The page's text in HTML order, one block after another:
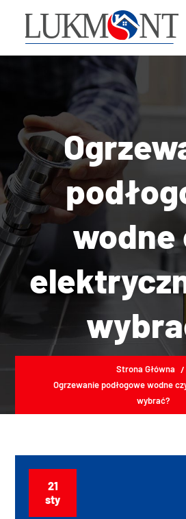
wodne
Strona Główna
Ogrzewanie podłogowe wodne
wybrać?
21
sty